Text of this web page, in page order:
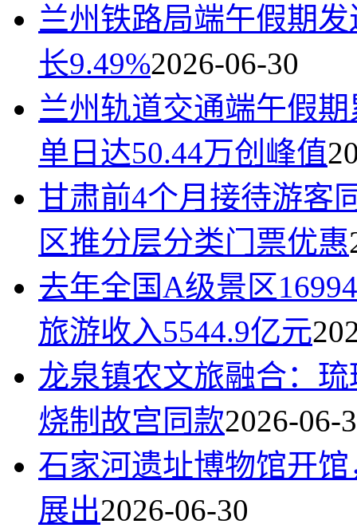
兰州铁路局端午假期
长9.49%2026-06-30
兰州轨道交通端午假
单日达50.44万创峰值
甘肃前4个月接待游客
区推分层分类门票优惠
去年全国A级景区
旅游收入5544.9亿元
龙泉镇农文旅融合：
烧制故宫同款2026-06-
石家河遗址博物馆开
展出2026-06-30